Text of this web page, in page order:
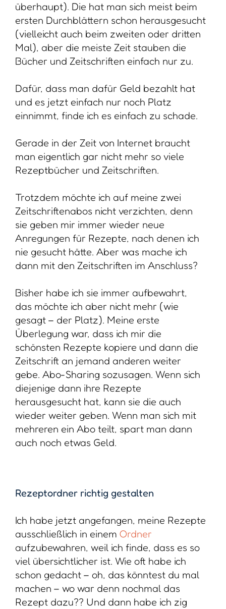
überhaupt). Die hat man sich meist beim
ersten Durchblättern schon herausgesucht
(vielleicht auch beim zweiten oder dritten
Mal), aber die meiste Zeit stauben die
Bücher und Zeitschriften einfach nur zu.
Dafür, dass man dafür Geld bezahlt hat
und es jetzt einfach nur noch Platz
einnimmt, finde ich es einfach zu schade.
Gerade in der Zeit von Internet braucht
man eigentlich gar nicht mehr so viele
Rezeptbücher und Zeitschriften.
Trotzdem möchte ich auf meine zwei
Zeitschriftenabos nicht verzichten, denn
sie geben mir immer wieder neue
Anregungen für Rezepte, nach denen ich
nie gesucht hätte. Aber was mache ich
dann mit den Zeitschriften im Anschluss?
Bisher habe ich sie immer aufbewahrt,
das möchte ich aber nicht mehr (wie
gesagt – der Platz). Meine erste
Überlegung war, dass ich mir die
schönsten Rezepte kopiere und dann die
Zeitschrift an jemand anderen weiter
gebe. Abo-Sharing sozusagen. Wenn sich
diejenige dann ihre Rezepte
herausgesucht hat, kann sie die auch
wieder weiter geben. Wenn man sich mit
mehreren ein Abo teilt, spart man dann
auch noch etwas Geld.
Rezeptordner richtig gestalten
Ich habe jetzt angefangen, meine Rezepte
ausschließlich in einem Ordner
aufzubewahren, weil ich finde, dass es so
viel übersichtlicher ist. Wie oft habe ich
schon gedacht – oh, das könntest du mal
machen – wo war denn nochmal das
Rezept dazu?? Und dann habe ich zig